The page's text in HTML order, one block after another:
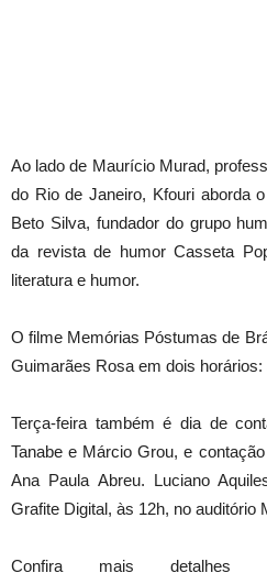
Ao lado de Maurício Murad,
do Rio de Janeiro, Kfouri aborda
Beto Silva, fundador do grupo
da revista de humor Casseta
literatura e humor.
O filme Memórias Póstumas de
Guimarães Rosa em dois horários:
Terça-feira também é dia de
Tanabe e Márcio Grou, e
Ana Paula Abreu. Luciano
Grafite Digital, às 12h, no auditório
Confira mais detalhes